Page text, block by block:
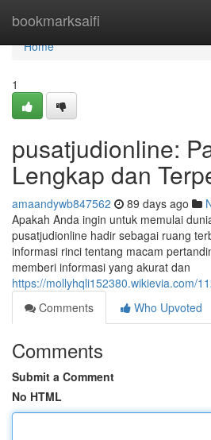
bookmarksaifi
Home
Home
1
pusatjudionline:
Lengkap dan
amaandywb847562 89 days ago
Apakah Anda ingin untuk memulai
pusatjudionline hadir sebagai ruang
informasi rinci tentang macam
memberi informasi yang akurat dan
https://mollyhqli152380.wikievia.com/
Comments
Who Upvoted
Comments
Submit a Comment
No HTML